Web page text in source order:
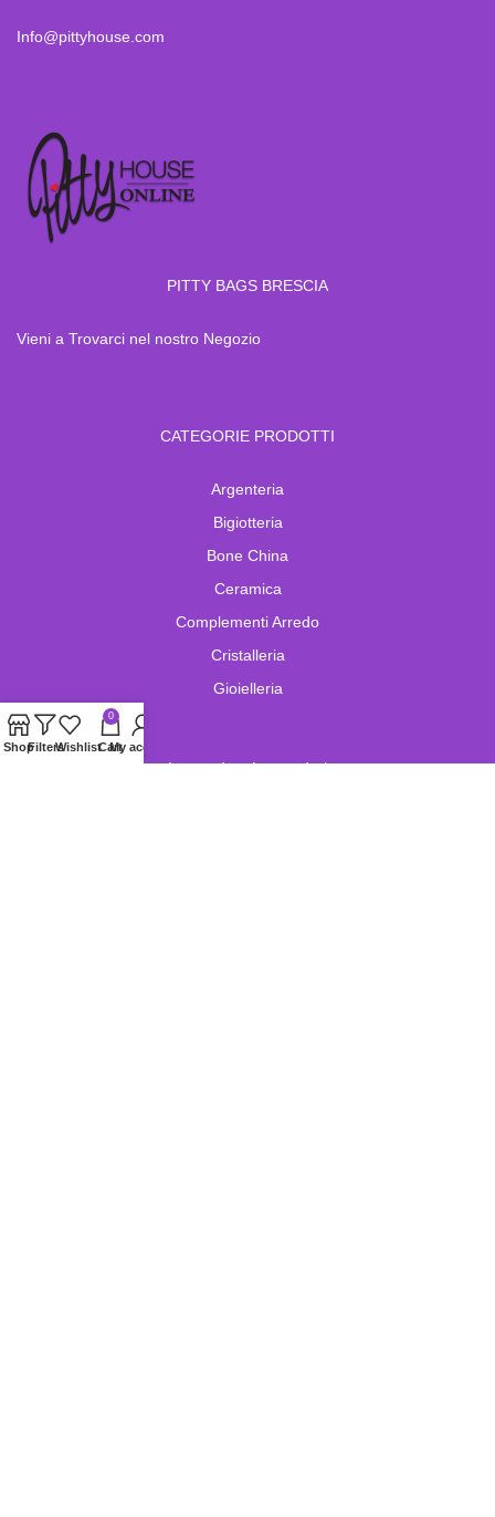
Info@pittyhouse.com
PITTY BAGS BRESCIA
Vieni a Trovarci nel nostro Negozio
CATEGORIE PRODOTTI
Argenteria
Bigiotteria
Bone China
Ceramica
Complementi Arredo
Cristalleria
Gioielleria
Lampade e Lampadari
ShopFiltersWishlist
0
CartMy account